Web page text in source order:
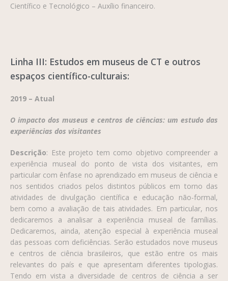
Científico e Tecnológico – Auxílio financeiro.
Linha III: Estudos em museus de CT e outros
espaços científico-culturais:
2019 – Atual
O impacto dos museus e centros de ciências: um estudo das
experiências dos visitantes
Descrição: Este projeto tem como objetivo compreender a
experiência museal do ponto de vista dos visitantes, em
particular com ênfase no aprendizado em museus de ciência e
nos sentidos criados pelos distintos públicos em torno das
atividades de divulgação científica e educação não-formal,
bem como a avaliação de tais atividades. Em particular, nos
dedicaremos a analisar a experiência museal de famílias.
Dedicaremos, ainda, atenção especial à experiência museal
das pessoas com deficiências. Serão estudados nove museus
e centros de ciência brasileiros, que estão entre os mais
relevantes do país e que apresentam diferentes tipologias.
Tendo em vista a diversidade de centros de ciência a ser